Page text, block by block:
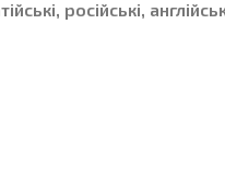
російські,